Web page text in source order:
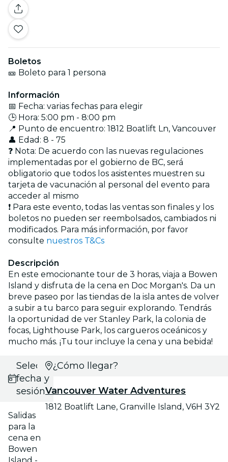
Boletos
🎫 Boleto para 1 persona
Información
📅 Fecha: varias fechas para elegir
🕒 Hora: 5:00 pm - 8:00 pm
📍 Punto de encuentro: 1812 Boatlift Ln, Vancouver
👤 Edad: 8 - 75
❓ Nota: De acuerdo con las nuevas regulaciones
implementadas por el gobierno de BC, será
obligatorio que todos los asistentes muestren su
tarjeta de vacunación al personal del evento para
acceder al mismo
❗ Para este evento, todas las ventas son finales y los
boletos no pueden ser reembolsados, cambiados ni
modificados. Para más información, por favor
consulte nuestros T&Cs
Descripción
En este emocionante tour de 3 horas, viaja a Bowen
Island y disfruta de la cena en Doc Morgan's. Da un
breve paseo por las tiendas de la isla antes de volver
a subir a tu barco para seguir explorando. Tendrás
la oportunidad de ver Stanley Park, la colonia de
focas, Lighthouse Park, los cargueros oceánicos y
mucho más. ¡Tu tour incluye la cena y una bebida!
Selecciona
fecha y
sesión
Salidas
para la
cena en
Bowen
Island -
¿Cómo llegar?
Vancouver Water Adventures
1812 Boatlift Lane, Granville Island, V6H 3Y2